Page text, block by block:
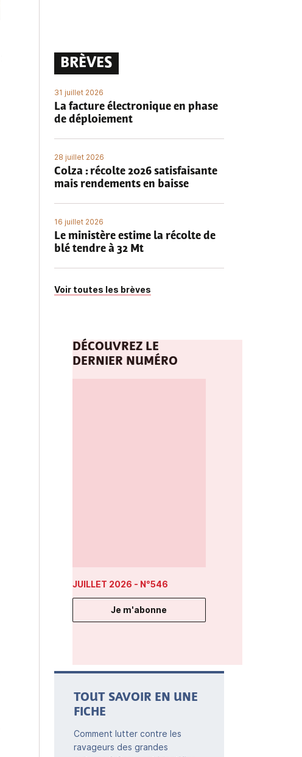
BRÈVES
31 juillet 2026
La facture électronique en phase
de déploiement
28 juillet 2026
Colza : récolte 2026 satisfaisante
mais rendements en baisse
16 juillet 2026
Le ministère estime la récolte de
blé tendre à 32 Mt
Voir toutes les brèves
DÉCOUVREZ LE
DERNIER NUMÉRO
JUILLET 2026 - N°546
Je m'abonne
TOUT SAVOIR EN UNE
FICHE
Comment lutter contre les
ravageurs des grandes